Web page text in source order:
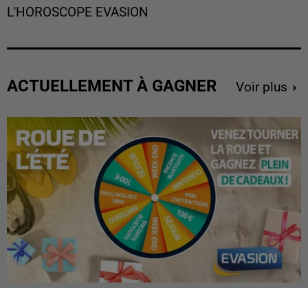
L'HOROSCOPE EVASION
ACTUELLEMENT À GAGNER Voir plus